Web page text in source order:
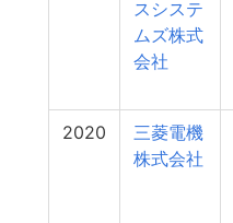
スシステ
ムズ株式
会社
2020
三菱電機
株式会社